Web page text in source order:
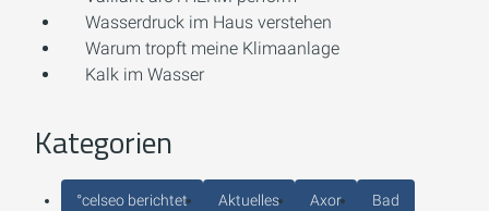
Wasserdruck im Haus verstehen
Warum tropft meine Klimaanlage
Kalk im Wasser
Kategorien
°celseo berichtet Aktuelles Axor Bad